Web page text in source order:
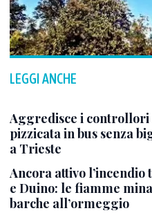
LEGGI ANCHE
Aggredisce i controllori
pizzicata in bus senza
a Trieste
Ancora attivo
e Duino: le fiamme
barche all’ormeggio